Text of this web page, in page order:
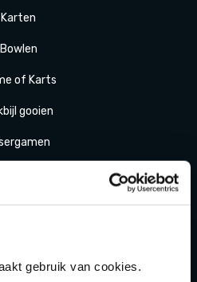
gebruik van cookies.
Karten
Bowlen
of Karts
gooien
gamen
Play
Saboteur